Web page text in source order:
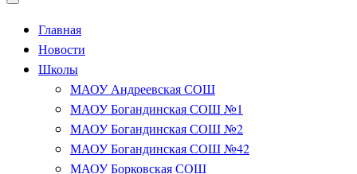
Главная
Новости
Школы
МАОУ Андреевская СОШ
МАОУ Богандинская СОШ №1
МАОУ Богандинская СОШ №2
МАОУ Богандинская СОШ №42
МАОУ Борковская СОШ